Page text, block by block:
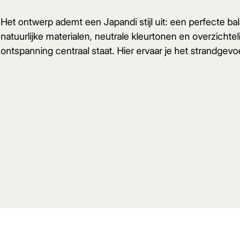
Het ontwerp ademt een Japandi stijl uit: een perfecte
natuurlijke materialen, neutrale kleurtonen en
ontspanning centraal staat. Hier ervaar je het